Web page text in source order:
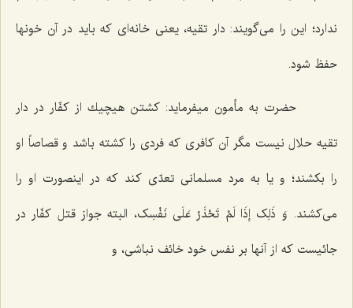
ندارد؛ این را مى‌گویند: دار تقیه، یعنى خانه‌اى كه باید در آن خونها
حفظ شود.
حضرت به مأمون میفرماید: كشتن هیچیك از كفّار در دار
تقیه حلال نیست مگر آن كافرى كه فردى را كشته باشد و قصاصاً او
را بكشند؛ و یا به مرد مسلمانى تعدّى كند كه در اینصورت او را
مى‌كشند. وَ ذَلِک إذَا لَمْ تَحْذَرْ عَلَى نَفْسِک‌، البته جواز قتل كفّار در
جائیست كه از آنها بر نفس خود خائف نباشى، و